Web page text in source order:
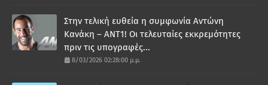
Στην τελική ευθεία η συμφωνία Αντώνη
Κανάκη – ΑΝΤ1! Οι τελευταίες εκκρεμότητες
πριν τις υπογραφές...
8/03/2026 02:28:00 μ.μ.